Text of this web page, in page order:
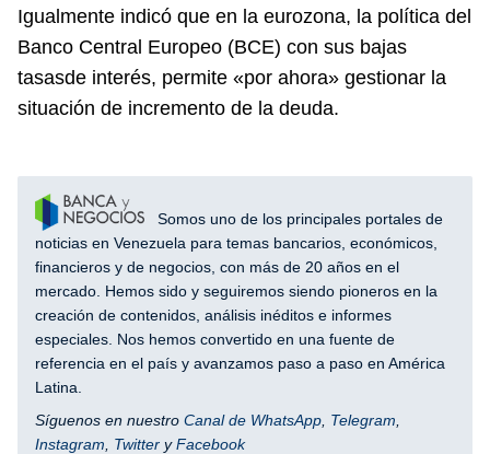
Igualmente indicó que en la eurozona, la política del
Banco Central Europeo (BCE) con sus bajas
tasasde interés, permite «por ahora» gestionar la
situación de incremento de la deuda.
Somos uno de los principales portales de
noticias en Venezuela para temas bancarios, económicos,
financieros y de negocios, con más de 20 años en el
mercado. Hemos sido y seguiremos siendo pioneros en la
creación de contenidos, análisis inéditos e informes
especiales. Nos hemos convertido en una fuente de
referencia en el país y avanzamos paso a paso en América
Latina.
Síguenos en nuestro Canal de WhatsApp Telegram
Instagram
Twitter yFacebook